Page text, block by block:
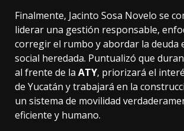
Finalmente, Jacinto Sosa Novelo se
liderar una gestión responsable,
corregir el rumbo y abordar la deuda
social heredada. Puntualizó que
al frente de la ATY, priorizará el
de Yucatán y trabajará en la
un sistema de movilidad
eficiente y humano.